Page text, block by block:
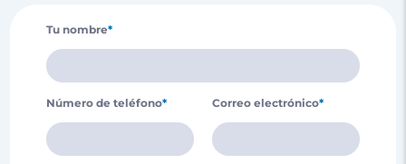
Tu nombre*
Número de teléfono* Correo electrónico*